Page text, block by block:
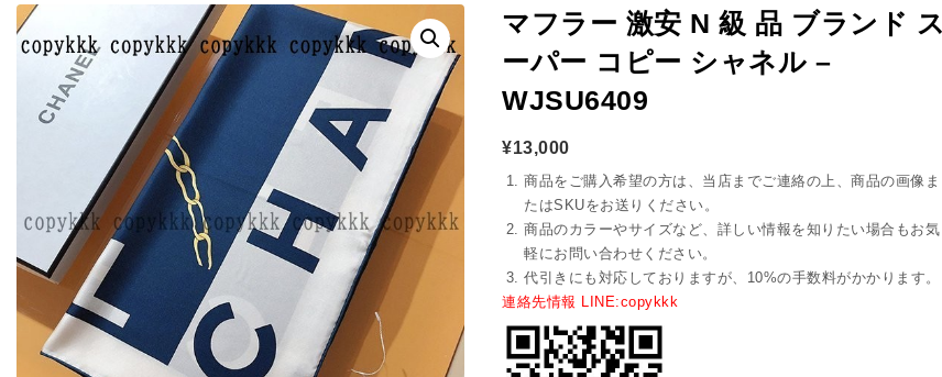
マフラー 激安 N 級 品 ブランド ス
ーパー コピー シャネル –
WJSU6409
¥13,000
商品をご購入希望の方は、当店までご連絡の上、商品の画像ま
たはSKUをお送りください。
商品のカラーやサイズなど、詳しい情報を知りたい場合もお気
軽にお問い合わせください。
代引きにも対応しておりますが、10%の手数料がかかります。
連絡先情報 LINE:copykkk